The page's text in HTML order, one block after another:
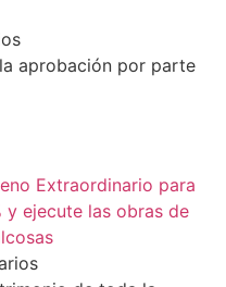
aprobación por parte
Extraordinario para
y ejecute las obras de